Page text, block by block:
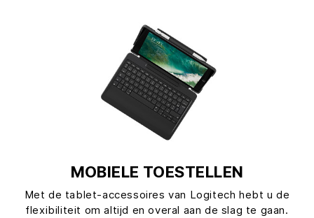
MOBIELE TOESTELLEN
Met de tablet-accessoires van Logitech hebt u de
flexibiliteit om altijd en overal aan de slag te gaan.